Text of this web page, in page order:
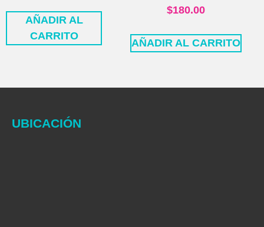
AÑADIR AL
CARRITO
$180.00
AÑADIR AL CARRITO
UBICACIÓN